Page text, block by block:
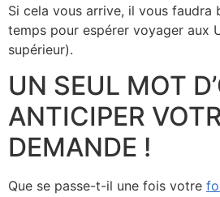
Si cela vous arrive, il vous faudra
temps pour espérer voyager aux
supérieur).
UN SEUL MOT
ANTICIPER
DEMANDE !
Que se passe-t-il une fois votre